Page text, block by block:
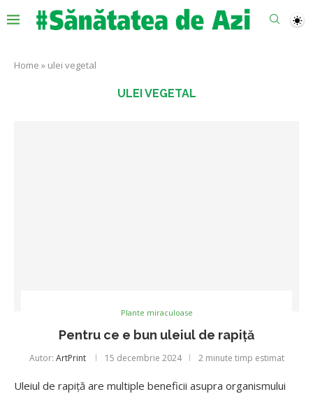
Home » ulei vegetal
ULEI VEGETAL
Plante miraculoase
Pentru ce e bun uleiul de rapiță
Autor: ArtPrint 15 decembrie 2024 2 minute timp estimat
Uleiul de rapiţă are multiple beneficii asupra organismului